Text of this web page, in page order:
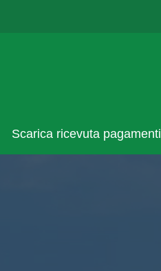
Scarica ricevuta pagamenti